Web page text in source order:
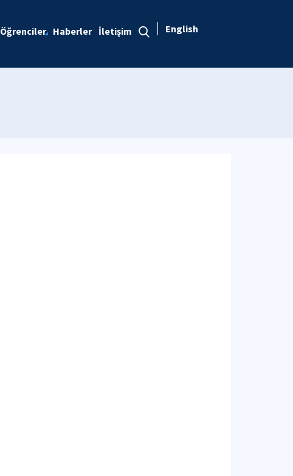
Öğrenciler Haberler İletişim English